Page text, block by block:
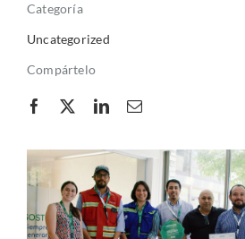
Ley REP
Productos
Categoría
Uncategorized
Compártelo